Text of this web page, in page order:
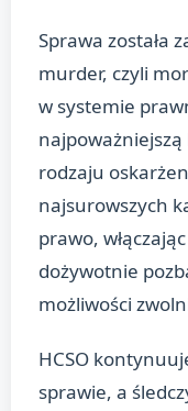
Sprawa została
murder, czyli
w systemie
rodzaju
najsurowszych
prawo,
dożywotnie
możliwości
HCSO
sprawie, a